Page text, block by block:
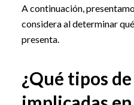
A continuación,
considera al determinar
presenta.
¿Qué tipos